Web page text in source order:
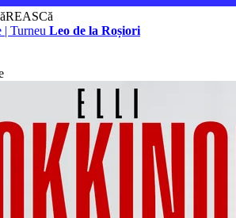
| Turneu Leo de la Roșiori